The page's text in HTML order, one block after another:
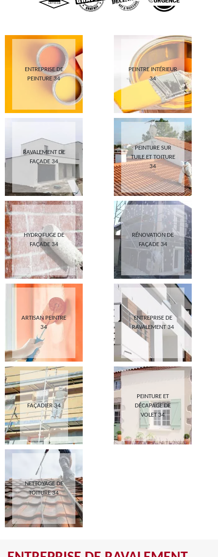
ENTREPRISE DE
PEINTURE 34
PEINTRE INTÉRIEUR
34
RAVALEMENT DE
FAÇADE 34
PEINTURE SUR
TUILE ET TOITURE
34
HYDROFUGE DE
FAÇADE 34
RÉNOVATION DE
FAÇADE 34
ARTISAN PEINTRE
34
ENTREPRISE DE
RAVALEMENT 34
FAÇADIER 34
PEINTURE ET
DÉCAPAGE DE
VOLET 34
NETTOYAGE DE
TOITURE 34